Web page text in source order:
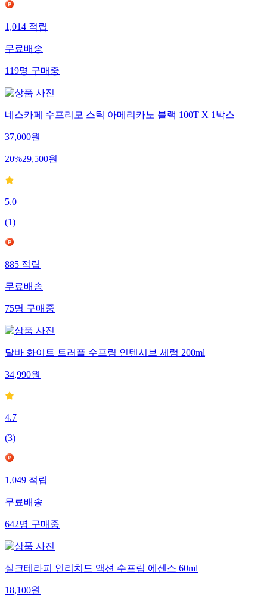
1,014 적립
무료배송
119명 구매중
네스카페 수프리모 스틱 아메리카노 블랙 100T X 1박스
37,000원
20%29,500원
5.0
(1)
885 적립
무료배송
75명 구매중
달바 화이트 트러플 수프림 인텐시브 세럼 200ml
34,990원
4.7
(3)
1,049 적립
무료배송
642명 구매중
실크테라피 인리치드 액션 수프림 에센스 60ml
18,100원